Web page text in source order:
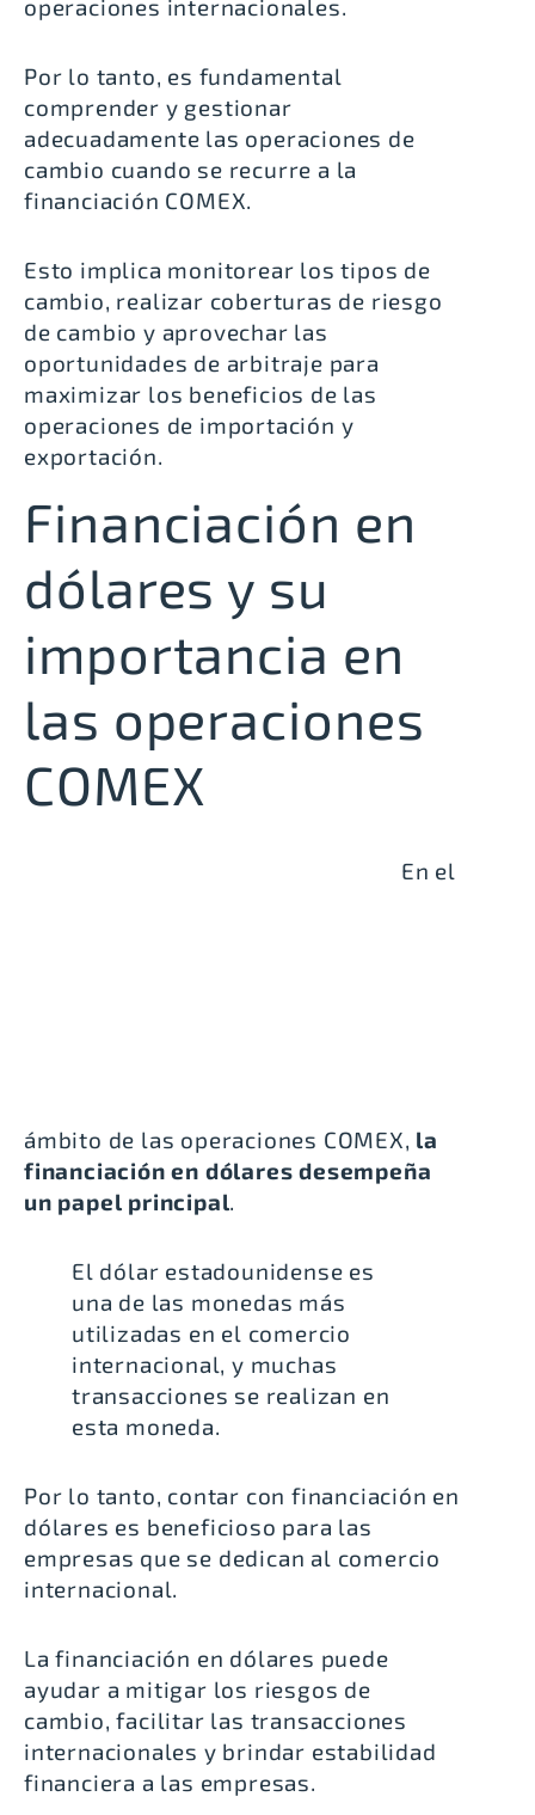
operaciones internacionales.
Por lo tanto, es fundamental
comprender y gestionar
adecuadamente las operaciones de
cambio cuando se recurre a la
financiación COMEX.
Esto implica monitorear los tipos de
cambio, realizar coberturas de riesgo
de cambio y aprovechar las
oportunidades de arbitraje para
maximizar los beneficios de las
operaciones de importación y
exportación.
Financiación en
dólares y su
importancia en
las operaciones
COMEX
En el
ámbito de las operaciones COMEX, la
financiación en dólares desempeña
un papel principal.
El dólar estadounidense es
una de las monedas más
utilizadas en el comercio
internacional, y muchas
transacciones se realizan en
esta moneda.
Por lo tanto, contar con financiación en
dólares es beneficioso para las
empresas que se dedican al comercio
internacional.
La financiación en dólares puede
ayudar a mitigar los riesgos de
cambio, facilitar las transacciones
internacionales y brindar estabilidad
financiera a las empresas.